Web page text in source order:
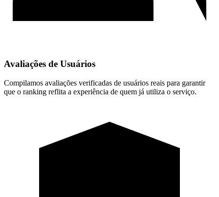
Avaliações de Usuários
Compilamos avaliações verificadas de usuários reais para garantir
que o ranking reflita a experiência de quem já utiliza o serviço.